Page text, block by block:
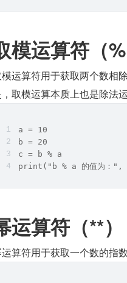
模运算符（%
运算符用于获取两个数相
取模运算本质上也是除法
a = 10
b = 20
c = b % a
print("b % a 的值为：",
运算符（**）
算符用于获取一个数的指